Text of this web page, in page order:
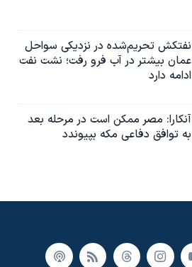
نفتکش تحریم‌شده در نزدیکی سواحل
عمان بیشتر در آب فرو رفت؛ نشت نفت
ادامه دارد
آنکارا: مصر ممکن است در مرحله بعد
به توافق دفاعی مکه بپیوندد